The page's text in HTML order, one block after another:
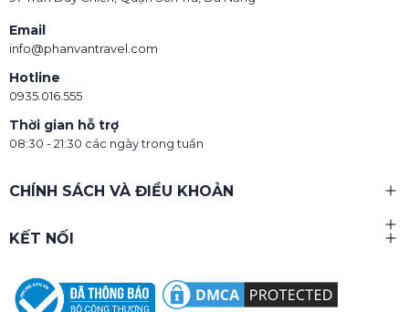
Email
info@phanvantravel.com
Hotline
0935.016.555
Thời gian hỗ trợ
08:30 - 21:30 các ngày trong tuần
CHÍNH SÁCH VÀ ĐIỀU KHOẢN
KẾT NỐI